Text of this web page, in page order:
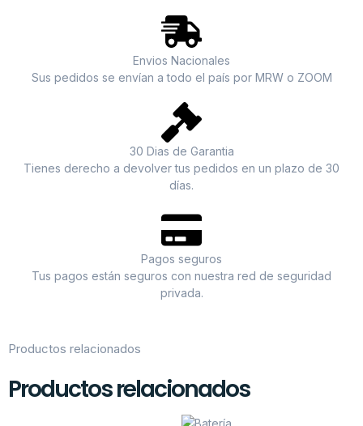
Envios Nacionales
Sus pedidos se envían a todo el país por MRW o ZOOM
30 Dias de Garantia
Tienes derecho a devolver tus pedidos en un plazo de 30
días.
Pagos seguros
Tus pagos están seguros con nuestra red de seguridad
privada.
Productos relacionados
Productos relacionados